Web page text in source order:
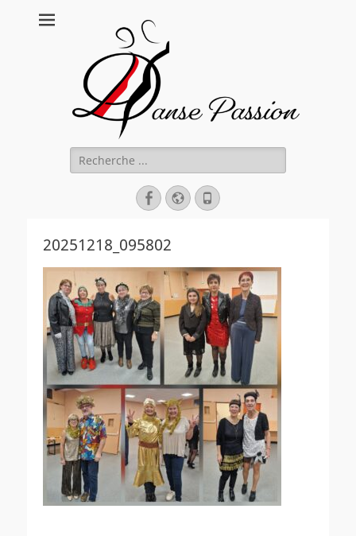
Rechercher :
Facebook
Site
web
Tél
20251218_095802